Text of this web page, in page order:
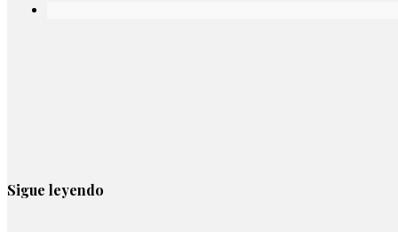
Sigue leyendo